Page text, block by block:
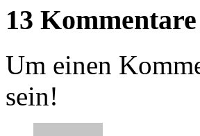
13
Um einen
sein!